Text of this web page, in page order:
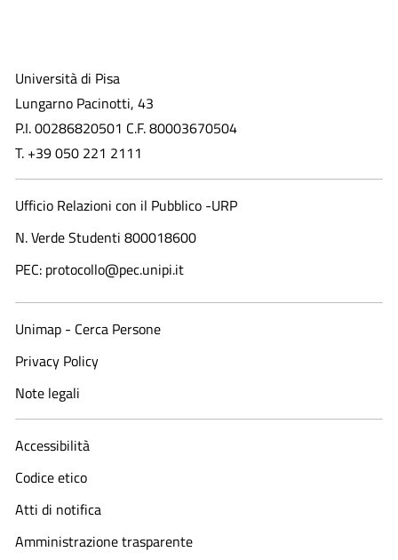
Università di Pisa
Lungarno Pacinotti, 43
P.I. 00286820501 C.F. 80003670504
T. +39 050 221 2111
Ufficio Relazioni con il Pubblico -URP
N. Verde Studenti 800018600​
PEC: protocollo@pec.unipi.it
Unimap - Cerca Persone
Privacy Policy
Note legali
Accessibilità
Codice etico
Atti di notifica
Amministrazione trasparente